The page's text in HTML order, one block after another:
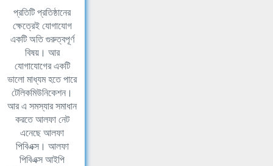
প্রতিটি প্রতিষ্ঠানের
ক্ষেত্রেই যোগাযোগ
একটি অতি গুরুত্বপূর্ণ
বিষয়। আর
যোগাযোগের একটি
ভালো মাধ্যম হতে পারে
টেলিকমিউনিকেশন।
আর এ সমস্যার সমাধান
করতে আলফা নেট
এনেছে আলফা
পিবিএক্স। আলফা
পিবিএক্স আইপি